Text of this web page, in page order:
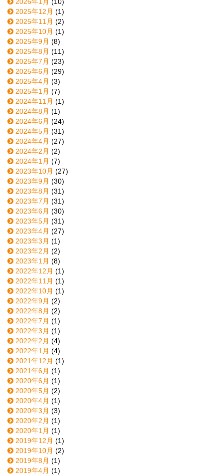
2025年12月 (1)
2025年11月 (2)
2025年10月 (1)
2025年9月 (8)
2025年8月 (11)
2025年7月 (23)
2025年6月 (29)
2025年4月 (3)
2025年1月 (7)
2024年11月 (1)
2024年8月 (1)
2024年6月 (24)
2024年5月 (31)
2024年4月 (27)
2024年2月 (2)
2024年1月 (7)
2023年10月 (27)
2023年9月 (30)
2023年8月 (31)
2023年7月 (31)
2023年6月 (30)
2023年5月 (31)
2023年4月 (27)
2023年3月 (1)
2023年2月 (2)
2023年1月 (8)
2022年12月 (1)
2022年11月 (1)
2022年10月 (1)
2022年9月 (2)
2022年8月 (2)
2022年7月 (1)
2022年3月 (1)
2022年2月 (4)
2022年1月 (4)
2021年12月 (1)
2021年6月 (1)
2020年6月 (1)
2020年5月 (2)
2020年4月 (1)
2020年3月 (3)
2020年2月 (1)
2020年1月 (1)
2019年12月 (1)
2019年10月 (2)
2019年8月 (1)
2019年4月 (1)